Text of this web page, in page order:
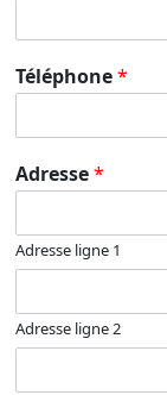
Téléphone*
Adresse*
Adresse ligne 1
Adresse ligne 2